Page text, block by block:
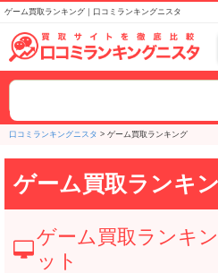
ゲーム買取ランキング｜口コミランキングニスタ
口コミランキングニスタ > ゲーム買取ランキング
ゲーム買取ランキ
ゲーム買取ランキ
ット